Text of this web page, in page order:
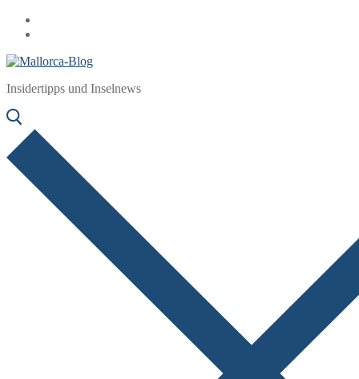
Zum
Inhalt
Menü
Schließen
Insidertipps und Inselnews